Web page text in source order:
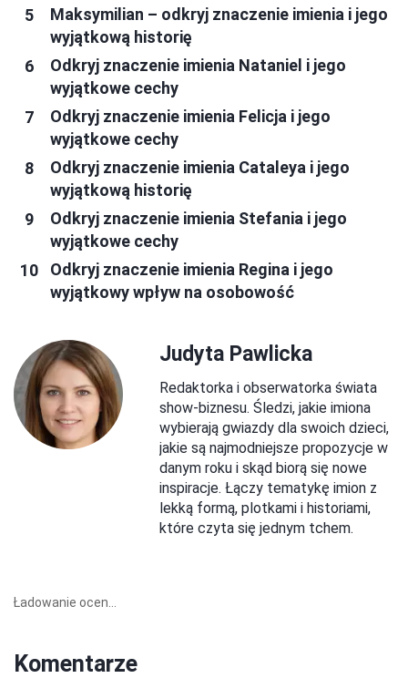
Maksymilian – odkryj znaczenie imienia i jego
wyjątkową historię
Odkryj znaczenie imienia Nataniel i jego
wyjątkowe cechy
Odkryj znaczenie imienia Felicja i jego
wyjątkowe cechy
Odkryj znaczenie imienia Cataleya i jego
wyjątkową historię
Odkryj znaczenie imienia Stefania i jego
wyjątkowe cechy
Odkryj znaczenie imienia Regina i jego
wyjątkowy wpływ na osobowość
Judyta Pawlicka
Redaktorka i obserwatorka świata
show-biznesu. Śledzi, jakie imiona
wybierają gwiazdy dla swoich dzieci,
jakie są najmodniejsze propozycje w
danym roku i skąd biorą się nowe
inspiracje. Łączy tematykę imion z
lekką formą, plotkami i historiami,
które czyta się jednym tchem.
Ładowanie ocen...
Komentarze